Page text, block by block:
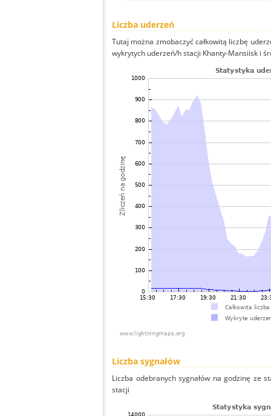
Liczba uderzeń
Tutaj można zmobaczyć całkowitą liczbę
wykrytych uderzeń/h stacji Khanty-Mansiisk i
Liczba sygnałów
Liczba odebranych sygnałów na godzinę ze
stacji